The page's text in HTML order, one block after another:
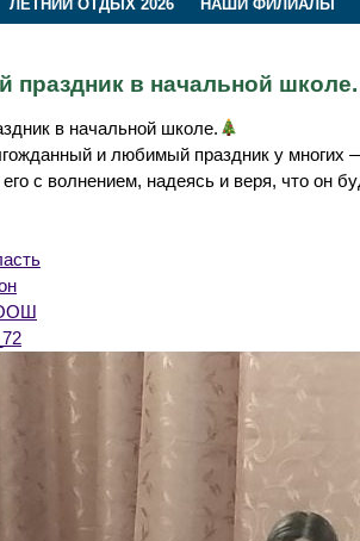
ЛЕТНИЙ ОТДЫХ 2026
НАШИ ФИЛИАЛЫ
праздник в начальной школе.
в начальной школе.
и любимый праздник у многих
с волнением, надеясь и веря, что он